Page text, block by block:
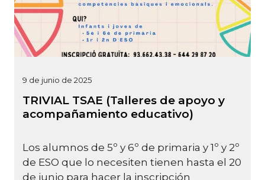
9 de junio de 2025
TRIVIAL TSAE (Talleres de apoyo y
acompañamiento educativo)
Los alumnos de 5º y 6º de primaria y 1º y 2º
de ESO que lo necesiten tienen hasta el 20
de junio para hacer la inscripción